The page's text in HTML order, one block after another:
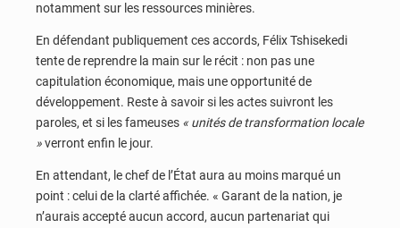
notamment sur les ressources minières.
En défendant publiquement ces accords, Félix Tshisekedi
tente de reprendre la main sur le récit : non pas une
capitulation économique, mais une opportunité de
développement. Reste à savoir si les actes suivront les
paroles, et si les fameuses « unités de transformation locale
»verront enfin le jour.
En attendant, le chef de l’État aura au moins marqué un
point : celui de la clarté affichée. « Garant de la nation, je
n’aurais accepté aucun accord, aucun partenariat qui